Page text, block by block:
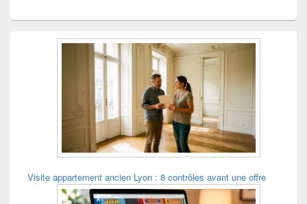
Visite appartement ancien Lyon : 8 contrôles avant une offre